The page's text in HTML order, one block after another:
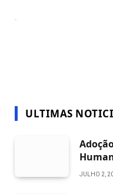
ULTIMAS
JULHO 2,